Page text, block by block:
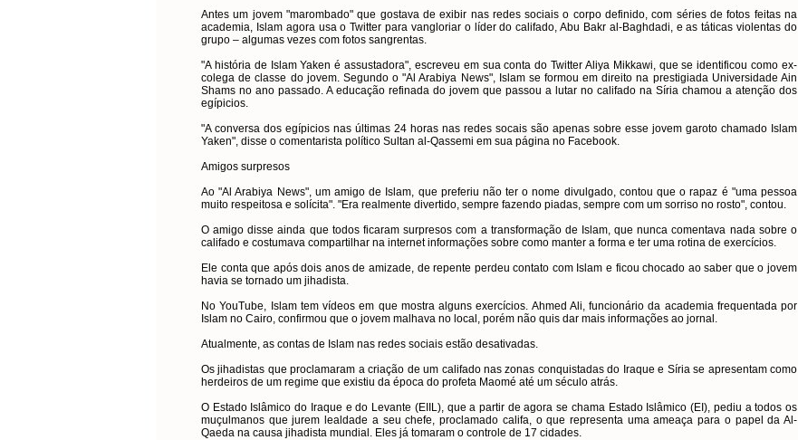
Antes um jovem "marombado" que gostava de exibir nas redes sociais o corpo definido, com séries de fotos feitas na
academia, Islam agora usa o Twitter para vangloriar o líder do califado, Abu Bakr al-Baghdadi, e as táticas violentas do
grupo – algumas vezes com fotos sangrentas.
"A história de Islam Yaken é assustadora", escreveu em sua conta do Twitter Aliya Mikkawi, que se identificou como ex-
colega de classe do jovem. Segundo o "Al Arabiya News", Islam se formou em direito na prestigiada Universidade Ain
Shams no ano passado. A educação refinada do jovem que passou a lutar no califado na Síria chamou a atenção dos
egípicios.
"A conversa dos egípicios nas últimas 24 horas nas redes socais são apenas sobre esse jovem garoto chamado Islam
Yaken", disse o comentarista político Sultan al-Qassemi em sua página no Facebook.
Amigos surpresos
Ao "Al Arabiya News", um amigo de Islam, que preferiu não ter o nome divulgado, contou que o rapaz é "uma pessoa
muito respeitosa e solícita". "Era realmente divertido, sempre fazendo piadas, sempre com um sorriso no rosto", contou.
O amigo disse ainda que todos ficaram surpresos com a transformação de Islam, que nunca comentava nada sobre o
califado e costumava compartilhar na internet informações sobre como manter a forma e ter uma rotina de exercícios.
Ele conta que após dois anos de amizade, de repente perdeu contato com Islam e ficou chocado ao saber que o jovem
havia se tornado um jihadista.
No YouTube, Islam tem vídeos em que mostra alguns exercícios. Ahmed Ali, funcionário da academia frequentada por
Islam no Cairo, confirmou que o jovem malhava no local, porém não quis dar mais informações ao jornal.
Atualmente, as contas de Islam nas redes sociais estão desativadas.
Os jihadistas que proclamaram a criação de um califado nas zonas conquistadas do Iraque e Síria se apresentam como
herdeiros de um regime que existiu da época do profeta Maomé até um século atrás.
O Estado Islâmico do Iraque e do Levante (EIIL), que a partir de agora se chama Estado Islâmico (EI), pediu a todos os
muçulmanos que jurem lealdade a seu chefe, proclamado califa, o que representa uma ameaça para o papel da Al-
Qaeda na causa jihadista mundial. Eles já tomaram o controle de 17 cidades.